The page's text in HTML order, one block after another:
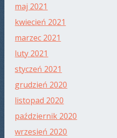
maj 2021
kwiecień 2021
marzec 2021
luty 2021
styczeń 2021
grudzień 2020
listopad 2020
październik 2020
wrzesień 2020